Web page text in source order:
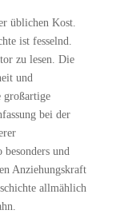
üblichen Kost.
ist fesselnd.
zu lesen. Die
und
großartige
bei der
besonders und
Anziehungskraft
allmählich